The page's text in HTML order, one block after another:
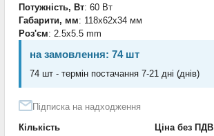
Потужність, Вт: 60 Вт
Габарити, мм: 118x62x34 мм
Роз'єм: 2.5x5.5 mm
на замовлення: 74 шт
74 шт - термін постачання 7-21 дні (днів)
Підписка на надходження
Кількість
Ціна без ПДВ